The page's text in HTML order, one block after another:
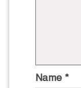
Name *